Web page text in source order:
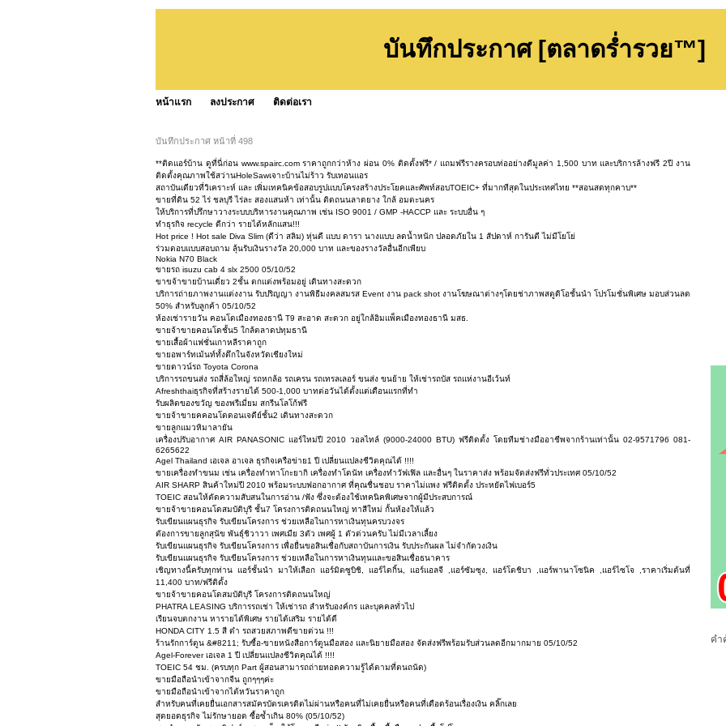
บันทึกประกาศ [ตลาดร่ำรวย™]
หน้าแรก ลงประกาศ ติดต่อเรา
บันทึกประกาศ หน้าที่ 498
**ติดแอร์บ้าน ดูที่นี่ก่อน www.spairc.com ราคาถูกกว่าห้าง ผ่อน 0% ติดตั้งฟรี* / แถมฟรีรางครอบท่ออย่างดีมูลค่า 1,500 บาท และบริการล้างฟรี 2ปี งาน
ติดตั้งคุณภาพใช้สว่านHoleSawเจาะบ้านไม่ร้าว รับเทอนแอร
สถาบันเดียวที่วิเคราะห์ และ เพิ่มเทคนิคข้อสอบรูปแบบโครงสร้างประโยคและศัพท์สอบTOEIC+ ที่มากทีสุดในประเทศไทย **สอนสดทุกคาบ**
ขายที่ดิน 52 ไร่ ชลบุรี ไร่ละ สองแสนห้า เท่านั้น ติดถนนลาดยาง ใกล้ อมตะนคร
ให้บริการที่ปรึกษาวางระบบบริหารงานคุณภาพ เช่น ISO 9001 / GMP -HACCP และ ระบบอื่น ๆ
ทำธุรกิจ recycle ดีกว่า รายได้หลักแสน!!!
Hot price ! Hot sale Diva Slim (ดีว่า สลิม) หุ่นดี แบบ ดารา นางแบบ ลดน้ำหนัก ปลอดภัยใน 1 สัปดาห์ การันตี ไม่มีโยโย่
ร่วมตอบแบบสอบถาม ลุ้นรับเงินรางวัล 20,000 บาท และของรางวัลอื่นอีกเพียบ
Nokia N70 Black
ขายรถ isuzu cab 4 slx 2500 05/10/52
ขาขจ้าขายบ้านเดี่ยว 2ชั้น ตกแต่งพร้อมอยู่ เดินทางสะดวก
บริการถ่ายภาพงานแต่งงาน รับปริญญา งานพิธีมงคลสมรส Event งาน pack shot งานโฆษณาต่างๆโดยช่าภาพสตูดิโอชั้นนำ โปรโมชั่นพิเศษ มอบส่วนลด
50% สำหรับลูกค้า 05/10/52
ห้องเช่ารายวัน คอนโดเมืองทองธานี T9 สะอาด สะดวก อยู่ใกล้อิมแพ็คเมืองทองธานี มสธ.
ขายจ้าขายคอนโดชั้น5 ใกล้ตลาดปทุมธานี
ขายเสื้อผ้าแฟชั่นเกาหลีราคาถูก
ขายอพาร์ทเม้นท์ทั้งตึกในจังหวัดเชียงใหม่
ขายดาวน์รถ Toyota Corona
บริการรถขนส่ง รถสี่ล้อใหญ่ รถหกล้อ รถเครน รถเทรลเลอร์ ขนส่ง ขนย้าย ให้เช่ารถบัส รถแห่งานอีเว้นท์
Afreshthaiธุรกิจที่สร้างรายได้ 500-1,000 บาทต่อวันได้ตั้งแต่เดือนแรกที่ทำ
รับผลิตของขวัญ ของพรีเมี่ยม สกรีนโลโก้ฟรี
ขายจ้าขายคคอนโดดอนเจดีย์ชั้น2 เดินทางสะดวก
ขายลูกแมวหิมาลายัน
เครื่องปรับอากาศ AIR PANASONIC แอร์ใหม่ปี 2010 วอลไทล์ (9000-24000 BTU) ฟรีติดตั้ง โดยทีมช่างมืออาชีพจากร้านเท่านั้น 02-9571796 081-
6265622
Agel Thailand เอเจล อาเจล ธุรกิจเครือข่าย1 ปี เปลี่ยนแปลงชีวิตคุณได้ !!!!
ขายเครื่องทำขนม เช่น เครื่องทำทาโกะยากิ เครื่องทำโดนัท เครื่องทำวัฟเฟิล และอื่นๆ ในราคาส่ง พร้อมจัดส่งฟรีทั่วประเทศ 05/10/52
AIR SHARP สินค้าใหม่ปี 2010 พร้อมระบบฟอกอากาศ ที่คุณชื่นชอบ ราคาไม่แพง ฟรีติดตั้ง ประหยัดไฟเบอร์5
TOEIC สอนให้ตัดความสับสนในการอ่าน /ฟัง ซึ่งจะต้องใช้เทคนิคพิเศษจากผู้มีประสบการณ์
ขายจ้าขายคอนโดสมบัติบุรี ชั้น7 โครงการติดถนนใหญ่ ทาสีใหม่ กั้นห้องให้แล้ว
รับเขียนแผนธุรกิจ รับเขียนโครงการ ช่วยเหลือในการหาเงินทุนครบวงจร
ตัองการขายลูกสุนัข พันธุ์ชิวาวา เพศเมีย 3ตัว เพศผู้ 1 ตัวด่วนครับ ไม่มีเวลาเลี้ยง
รับเขียนแผนธุรกิจ รับเขียนโครงการ เพื่อยื่นขอสินเชื่อกับสถาบันการเงิน รับประกันผล ไม่จำกัดวงเงิน
รับเขียนแผนธุรกิจ รับเขียนโครงการ ช่วยเหลือในการหาเงินทุนและขอสินเชื่อธนาคาร
เชิญทางนี้ครับทุกท่าน แอร์ชั้นนำ มาให้เลือก แอร์มิตซูบิชิ, แอร์ไดกิ้น, แอร์แอลจี ,แอร์ซัมซุง, แอร์โตชิบา ,แอร์พานาโซนิค ,แอร์ไซโจ ,ราคาเริ่มต้นที่
11,400 บาท/ฟรีติดั้ง
ขายจ้าขายคอนโดสมบัติบุรี โครงการติดถนนใหญ่
PHATRA LEASING บริการรถเช่า ให้เช่ารถ สำหรับองค์กร และบุคคลทั่วไป
เรียนจบตกงาน หารายได้พิเศษ รายได้เสริม รายได้ดี
HONDA CITY 1.5 สี ดำ รถสวยสภาพดีขายด่วน !!!
ร้านรักการ์ตูน &#8211; รับซื้อ-ขายหนังสือการ์ตูนมือสอง และนิยายมือสอง จัดส่งฟรีพร้อมรับส่วนลดอีกมากมาย 05/10/52
Agel-Forever เอเจล 1 ปี เปลี่ยนแปลงชีวิตคุณได้ !!!!
TOEIC 54 ชม. (ครบทุก Part ผู้สอนสามารถถ่ายทอดความรู้ได้ตามที่ตนถนัด)
ขายมือถือนำเข้าจากจีน ถูกๆๆๆค่ะ
ขายมือถือนำเข้าจากไต้หวันราคาถูก
สำหรับคนที่เคยยื่นเอกสารสมัครบัตรเครดิตไม่ผ่านหรือคนที่ไม่เคยยื่นหรือคนที่เดือดร้อนเรื่องเงิน คลิ๊กเลย
สุดยอดธุรกิจ ไม่รักษายอด ซื้อซ้ำเกิน 80% (05/10/52)
คำ